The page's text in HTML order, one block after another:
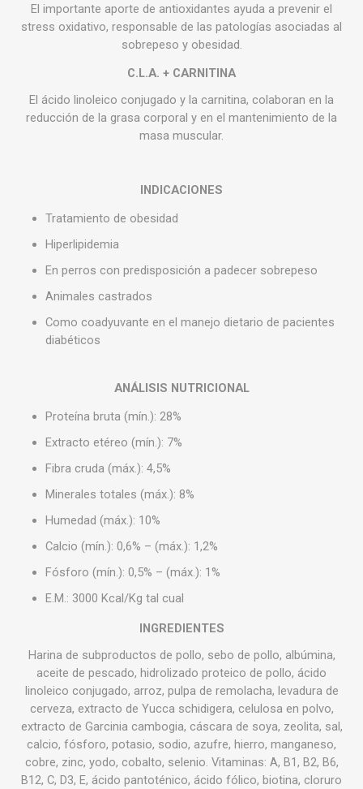
El importante aporte de antioxidantes ayuda a prevenir el
stress oxidativo, responsable de las patologías asociadas al
sobrepeso y obesidad.
C.L.A. + CARNITINA
El ácido linoleico conjugado y la carnitina, colaboran en la
reducción de la grasa corporal y en el mantenimiento de la
masa muscular.
INDICACIONES
Tratamiento de obesidad
Hiperlipidemia
En perros con predisposición a padecer sobrepeso
Animales castrados
Como coadyuvante en el manejo dietario de pacientes
diabéticos
ANÁLISIS NUTRICIONAL
Proteína bruta (mín.): 28%
Extracto etéreo (mín.): 7%
Fibra cruda (máx.): 4,5%
Minerales totales (máx.): 8%
Humedad (máx.): 10%
Calcio (mín.): 0,6% – (máx.): 1,2%
Fósforo (mín.): 0,5% – (máx.): 1%
E.M.: 3000 Kcal/Kg tal cual
INGREDIENTES
Harina de subproductos de pollo, sebo de pollo, albúmina,
aceite de pescado, hidrolizado proteico de pollo, ácido
linoleico conjugado, arroz, pulpa de remolacha, levadura de
cerveza, extracto de Yucca schidigera, celulosa en polvo,
extracto de Garcinia cambogia, cáscara de soya, zeolita, sal,
calcio, fósforo, potasio, sodio, azufre, hierro, manganeso,
cobre, zinc, yodo, cobalto, selenio. Vitaminas: A, B1, B2, B6,
B12, C, D3, E, ácido pantoténico, ácido fólico, biotina, cloruro